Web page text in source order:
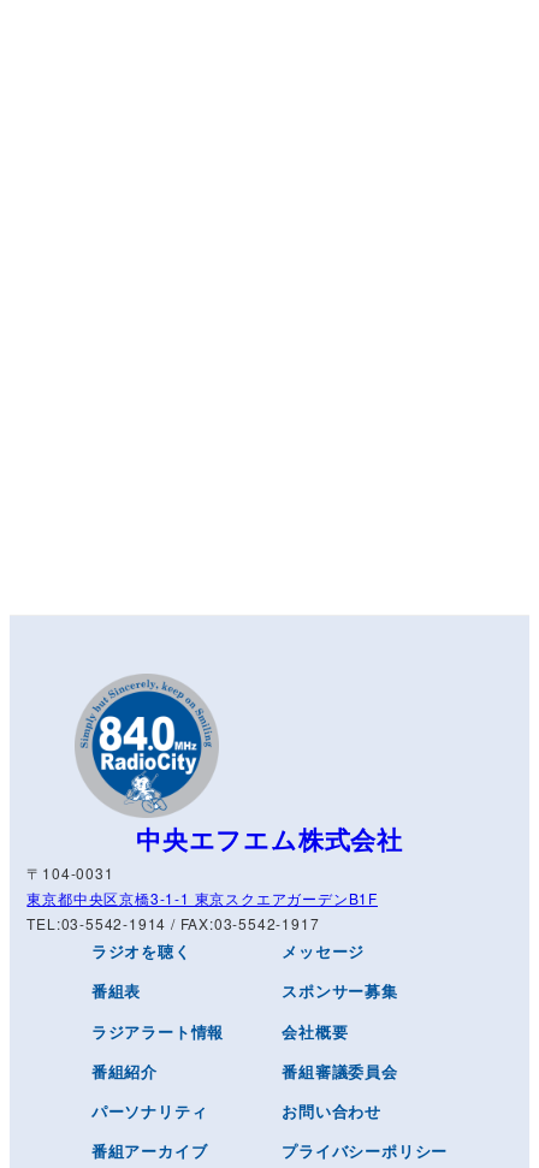
中央エフエム株式会社
〒104-0031
東京都中央区京橋3-1-1 東京スクエアガーデンB1F
TEL:03-5542-1914 / FAX:03-5542-1917
ラジオを聴く
番組表
ラジアラート情報
番組紹介
パーソナリティ
番組アーカイブ
メッセージ
スポンサー募集
会社概要
番組審議委員会
お問い合わせ
プライバシーポリシー